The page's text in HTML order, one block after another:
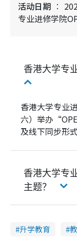
活动日期
专业进修学院
香港大学专
香港大学专业
六）举办
及线下同步形式
香港大学专
主题？
升学教育